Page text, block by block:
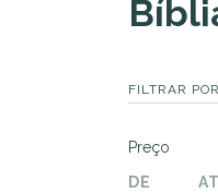
FILTRAR POR
Preço
DE